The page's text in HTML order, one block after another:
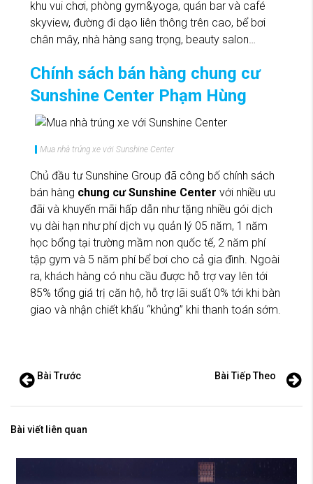
khu vui chơi, phòng gym&yoga, quán bar và café
skyview, đường đi dạo liên thông trên cao, bể bơi
chân mây, nhà hàng sang trọng, beauty salon…
Chính sách bán hàng chung cư
Sunshine Center Phạm Hùng
Mua nhà trúng xe với Sunshine Center
Chủ đầu tư Sunshine Group đã công bố chính sách
bán hàng chung cư Sunshine Center với nhiều ưu
đãi và khuyến mãi hấp dẫn như tặng nhiều gói dịch
vụ dài hạn như phí dịch vụ quản lý 05 năm, 1 năm
học bổng tại trường mầm non quốc tế, 2 năm phí
tập gym và 5 năm phí bể bơi cho cả gia đình. Ngoài
ra, khách hàng có nhu cầu được hỗ trợ vay lên tới
85% tổng giá trị căn hộ, hỗ trợ lãi suất 0% tới khi bàn
giao và nhận chiết khấu “khủng” khi thanh toán sớm.
Bài Trước Bài Tiếp Theo
Bài viết liên quan